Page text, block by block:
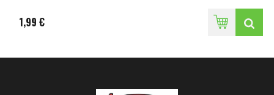
1,99 €